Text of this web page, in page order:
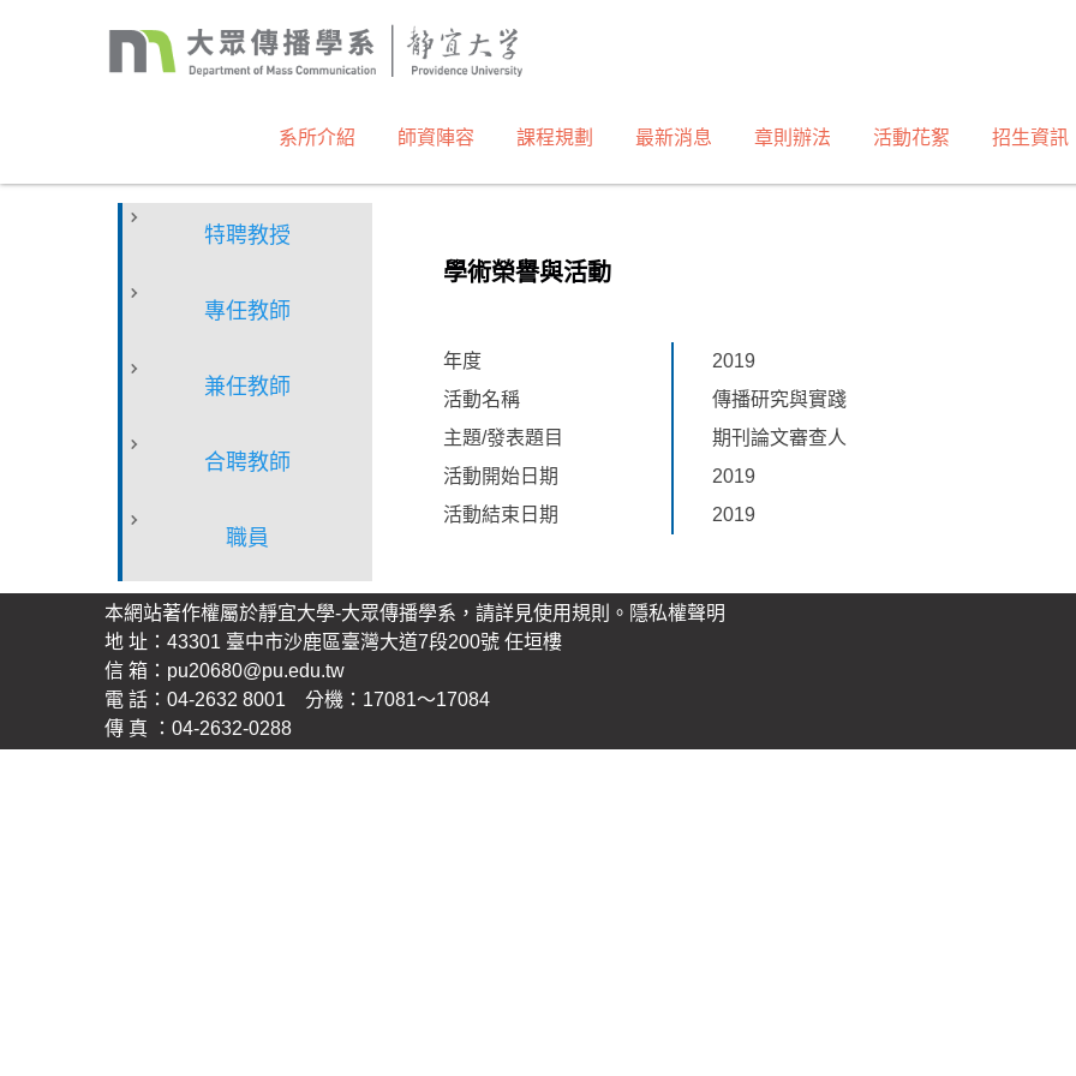
區
系所介紹 師資陣容 課程規劃 最新消息 章則辦法 活動花絮 招生資訊
特聘教授
專任教師
兼任教師
合聘教師
職員
學術榮譽與活動
年度
2019
活動名稱
傳播研究與實踐
主題/發表題目
期刊論文審查人
活動開始日期
2019
活動結束日期
2019
本網站著作權屬於靜宜大學-大眾傳播學系，請詳見使用規則。 隱私權聲明
地 址：43301 臺中市沙鹿區臺灣大道7段200號 任垣樓
信 箱： pu20680@pu.edu.tw
電 話：04-2632 8001 分機：17081～17084
傳 真 ：04-2632-0288